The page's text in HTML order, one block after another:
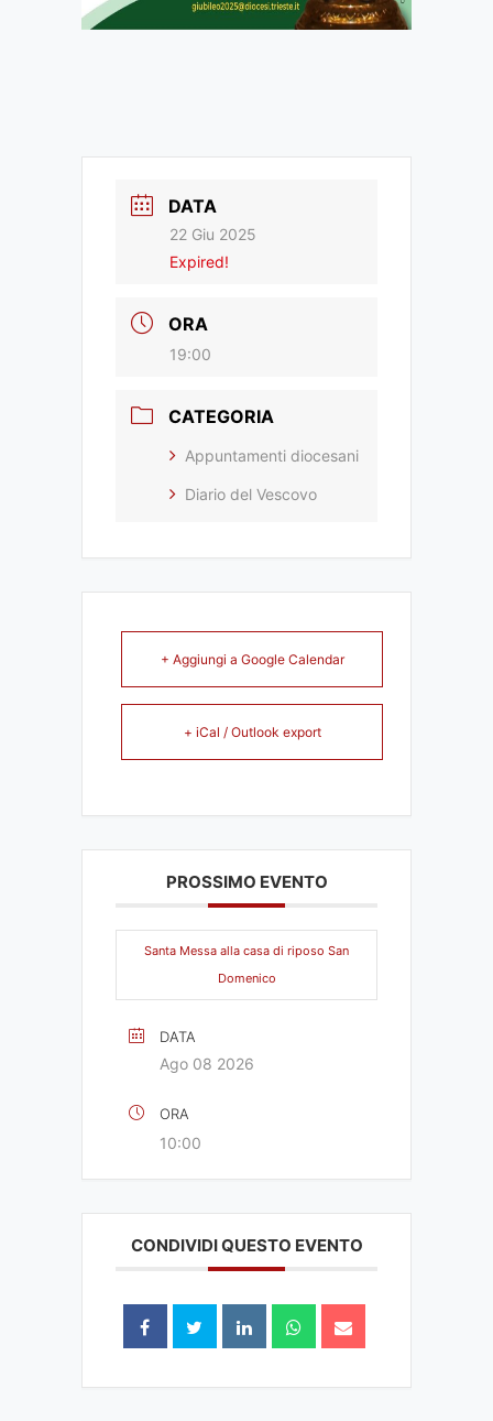
DATA
22 Giu 2025
Expired!
ORA
19:00
CATEGORIA
Appuntamenti diocesani
Diario del Vescovo
+ Aggiungi a Google Calendar
+ iCal / Outlook export
PROSSIMO EVENTO
Santa Messa alla casa di riposo San
Domenico
DATA
Ago 08 2026
ORA
10:00
CONDIVIDI QUESTO EVENTO